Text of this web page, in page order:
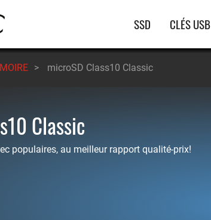
Navigation
principale
SSD CLÉS USB
> microSD Class10 Classic
Classic
populaires, au meilleur rapport qualité-prix!